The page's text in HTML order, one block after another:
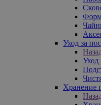
Уход за
Уход
Хранение